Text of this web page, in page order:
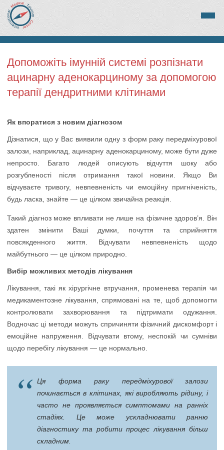
Допоможіть імунній системі розпізнати
ацинарну аденокарциному за допомогою
терапії дендритними клітинами
Як впоратися з новим діагнозом
Дізнатися, що у Вас виявили одну з форм раку передміхурової
залози, наприклад, ацинарну аденокарциному, може бути дуже
непросто. Багато людей описують відчуття шоку або
розгубленості після отримання такої новини. Якщо Ви
відчуваєте тривогу, невпевненість чи емоційну пригніченість,
будь ласка, знайте — це цілком звичайна реакція.
Такий діагноз може впливати не лише на фізичне здоров’я. Він
здатен змінити Ваші думки, почуття та сприйняття
повсякденного життя. Відчувати невпевненість щодо
майбутнього — це цілком природно.
Вибір можливих методів лікування
Лікування, такі як хірургічне втручання, променева терапія чи
медикаментозне лікування, спрямовані на те, щоб допомогти
контролювати захворювання та підтримати одужання.
Водночас ці методи можуть спричиняти фізичний дискомфорт і
емоційне напруження. Відчувати втому, неспокій чи сумніви
щодо перебігу лікування — це нормально.
Ця форма раку передміхурової залози
починається в клітинах, які виробляють рідину, і
часто не проявляється симптомами на ранніх
стадіях. Це може ускладнювати ранню
діагностику та робити процес лікування більш
складним.